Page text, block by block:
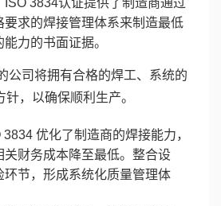
要求的焊接管理体系来制造最低
力的书面证据。
公司将拥有合格的焊工、系统的
，以确保顺利生产。
优化了制造商的焊接能力，
关财务成本降至最低。整合设
环节，形成系统化质量管理体